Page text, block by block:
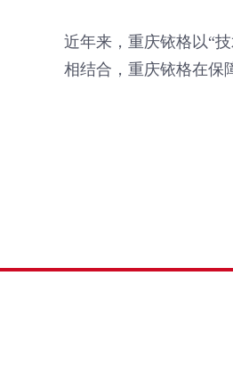
近年来，重庆铱格以“
相结合，重庆铱格在保